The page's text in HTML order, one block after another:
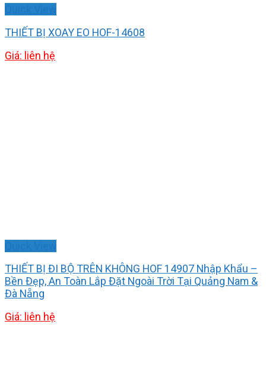
THIẾT BỊ XOAY EO HOF-14608
Giá: liên hệ
THIẾT BỊ ĐI BỘ TRÊN KHÔNG HOF 14907 Nhập Khẩu –
Bền Đẹp, An Toàn Lắp Đặt Ngoài Trời Tại Quảng Nam &
Đà Nẵng
Giá: liên hệ